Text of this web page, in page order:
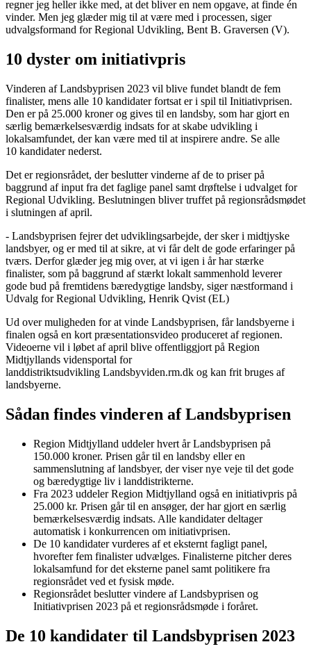
regner jeg heller ikke med, at det bliver en nem opgave, at finde én
vinder. Men jeg glæder mig til at være med i processen, siger
udvalgsformand for Regional Udvikling, Bent B. Graversen (V).
10 dyster om initiativpris
Vinderen af Landsbyprisen 2023 vil blive fundet blandt de fem
finalister, mens alle 10 kandidater fortsat er i spil til Initiativprisen.
Den er på 25.000 kroner og gives til en landsby, som har gjort en
særlig bemærkelsesværdig indsats for at skabe udvikling i
lokalsamfundet, der kan være med til at inspirere andre. Se alle
10 kandidater nederst.
Det er regionsrådet, der beslutter vinderne af de to priser på
baggrund af input fra det faglige panel samt drøftelse i udvalget for
Regional Udvikling. Beslutningen bliver truffet på regionsrådsmødet
i slutningen af april.
- Landsbyprisen fejrer det udviklingsarbejde, der sker i midtjyske
landsbyer, og er med til at sikre, at vi får delt de gode erfaringer på
tværs. Derfor glæder jeg mig over, at vi igen i år har stærke
finalister, som på baggrund af stærkt lokalt sammenhold leverer
gode bud på fremtidens bæredygtige landsby, siger næstformand i
Udvalg for Regional Udvikling, Henrik Qvist (EL)
Ud over muligheden for at vinde Landsbyprisen, får landsbyerne i
finalen også en kort præsentationsvideo produceret af regionen.
Videoerne vil i løbet af april blive offentliggjort på Region
Midtjyllands vidensportal for
landdistriktsudvikling Landsbyviden.rm.dk og kan frit bruges af
landsbyerne.
Sådan findes vinderen af Landsbyprisen
Region Midtjylland uddeler hvert år Landsbyprisen på
150.000 kroner. Prisen går til en landsby eller en
sammenslutning af landsbyer, der viser nye veje til det gode
og bæredygtige liv i landdistrikterne.
Fra 2023 uddeler Region Midtjylland også en initiativpris på
25.000 kr. Prisen går til en ansøger, der har gjort en særlig
bemærkelsesværdig indsats. Alle kandidater deltager
automatisk i konkurrencen om initiativprisen.
De 10 kandidater vurderes af et eksternt fagligt panel,
hvorefter fem finalister udvælges. Finalisterne pitcher deres
lokalsamfund for det eksterne panel samt politikere fra
regionsrådet ved et fysisk møde.
Regionsrådet beslutter vindere af Landsbyprisen og
Initiativprisen 2023 på et regionsrådsmøde i foråret.
De 10 kandidater til Landsbyprisen 2023